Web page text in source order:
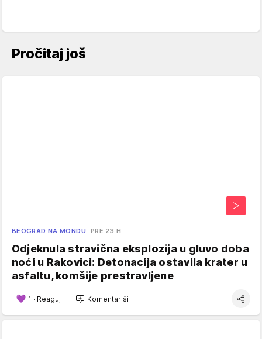
Pročitaj još
BEOGRAD NA MONDU PRE 23 H
Odjeknula stravična eksplozija u gluvo doba
noći u Rakovici: Detonacija ostavila krater u
asfaltu, komšije prestravljene
1 · Reaguj Komentariši